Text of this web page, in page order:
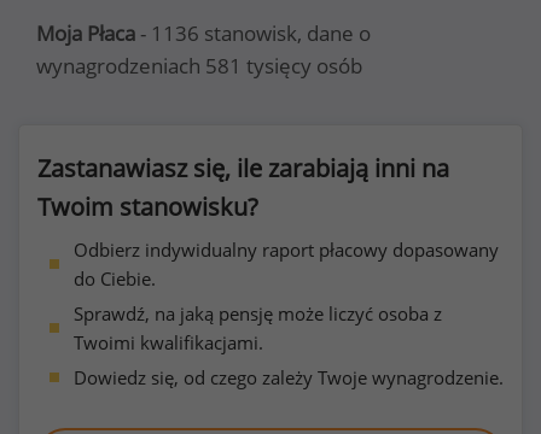
Moja Płaca - 1136 stanowisk, dane o
wynagrodzeniach 581 tysięcy osób
Zastanawiasz się, ile zarabiają inni na
Twoim stanowisku?
Odbierz indywidualny raport płacowy dopasowany
do Ciebie.
Sprawdź, na jaką pensję może liczyć osoba z
Twoimi kwalifikacjami.
Dowiedz się, od czego zależy Twoje wynagrodzenie.